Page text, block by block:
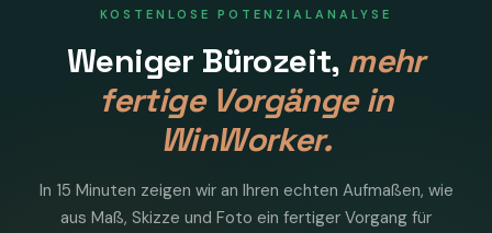
KOSTENLOSE POTENZIALANALYSE
Weniger Bürozeit, mehr
fertige Vorgänge in
WinWorker.
In 15 Minuten zeigen wir an Ihren echten Aufmaßen, wie
aus Maß, Skizze und Foto ein fertiger Vorgang für